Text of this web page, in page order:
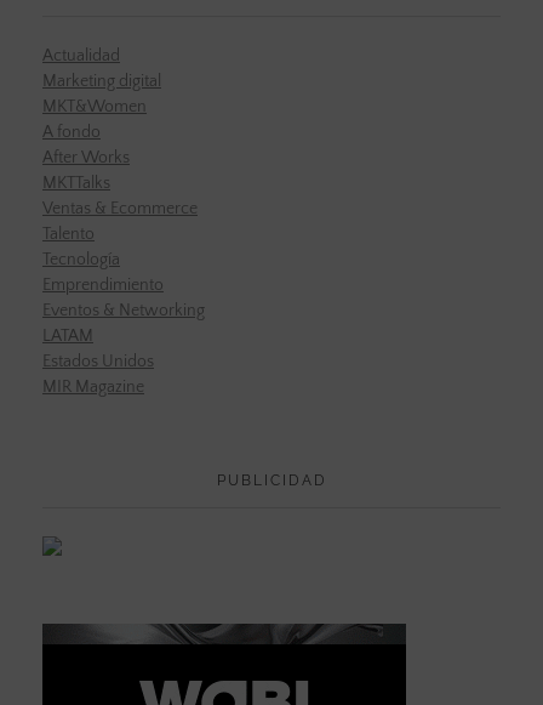
Actualidad
Marketing digital
MKT&Women
A fondo
After Works
MKTTalks
Ventas & Ecommerce
Talento
Tecnología
Emprendimiento
Eventos & Networking
LATAM
Estados Unidos
MIR Magazine
PUBLICIDAD